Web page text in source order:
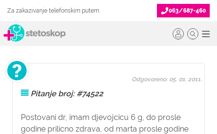
Za zakazivanje telefonskim putem 063/687-460
Pitanje broj: #74522
Postovani dr, imam djevojcicu 6 g, do prosle
godine prilicno zdrava, od marta prosle godine
Odgovoreno: 05. 01. 2011.